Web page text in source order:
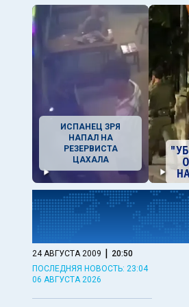
ИСПАНЕЦ ЗРЯ
НАПАЛ НА
РЕЗЕРВИСТА
ЦАХАЛА
24 АВГУСТА 2009 | 20:50
ПОСЛЕДНЯЯ НОВОСТЬ: 23:04
06 АВГУСТА 2026